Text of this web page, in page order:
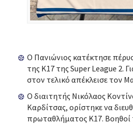
Ο Πανιώνιος κατέκτησε
της Κ17 της Super League 2.
στον τελικό απέκλεισε τον
Ο διαιτητής Νικόλαος
Καρδίτσας, ορίστηκε να
πρωταθλήματος Κ17. Βοηθοί